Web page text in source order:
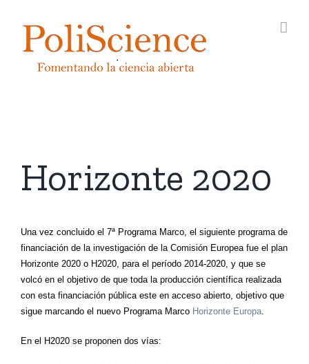
contenido
Horizonte 2020
Una vez concluido el 7ª Programa Marco, el siguiente programa de
financiación de la investigación de la Comisión Europea fue el plan
Horizonte 2020 o H2020, para el período 2014-2020, y que se
volcó en el objetivo de que toda la producción científica realizada
con esta financiación pública este en acceso abierto, objetivo que
sigue marcando el nuevo Programa Marco Horizonte Europa.
En el H2020 se proponen dos vías: